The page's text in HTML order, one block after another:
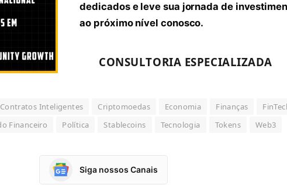
dedicados e leve sua jornada de
ao próximo nível conosco.
CONSULTORIA ESPECIALIZADA
Contratos Inteligentes Criptomoedas Economia Finanças
Financeiro Política Stablecoins Tecnologia Tokens Web3
Siga nossos Canais